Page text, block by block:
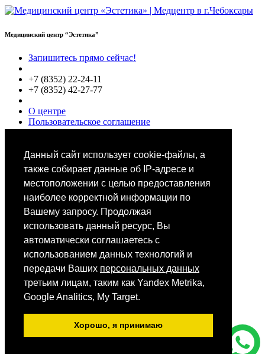
Данный сайт использует cookie-файлы, а
также собирает данные об IP-адресе и
местоположении с целью предоставления
наиболее корректной информации по
Вашему запросу. Продолжая
использовать данный ресурс, Вы
автоматически соглашаетесь с
использованием данных технологий и
передачи Ваших персональных данных
третьим лицам, таким как Yandex Metrika,
Google Analitics, My Target.
Хорошо, я принимаю
Медицинский центр “Эстетика”
Запишитесь прямо сейчас!
+7 (8352) 22-24-11
+7 (8352) 42-27-77
О центре
Пользовательское соглашение
Политики конфиденциальности
Специалисты
Выбор звезд
Мобильное приложение
Android iOS
App Store
Все фотографии размещены на сайте на основании ст.152.1.